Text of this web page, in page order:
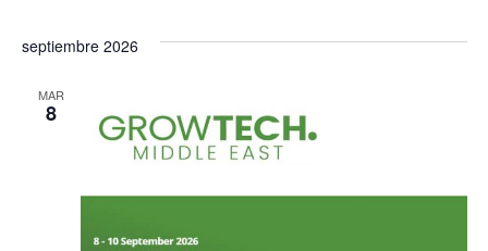
septiembre 2026
MAR
8